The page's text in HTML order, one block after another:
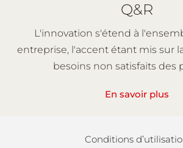
Q&R
L'innovation s'étend à
entreprise, l'accent étant mis sur
besoins non satisfaits des
En savoir plus
Conditions